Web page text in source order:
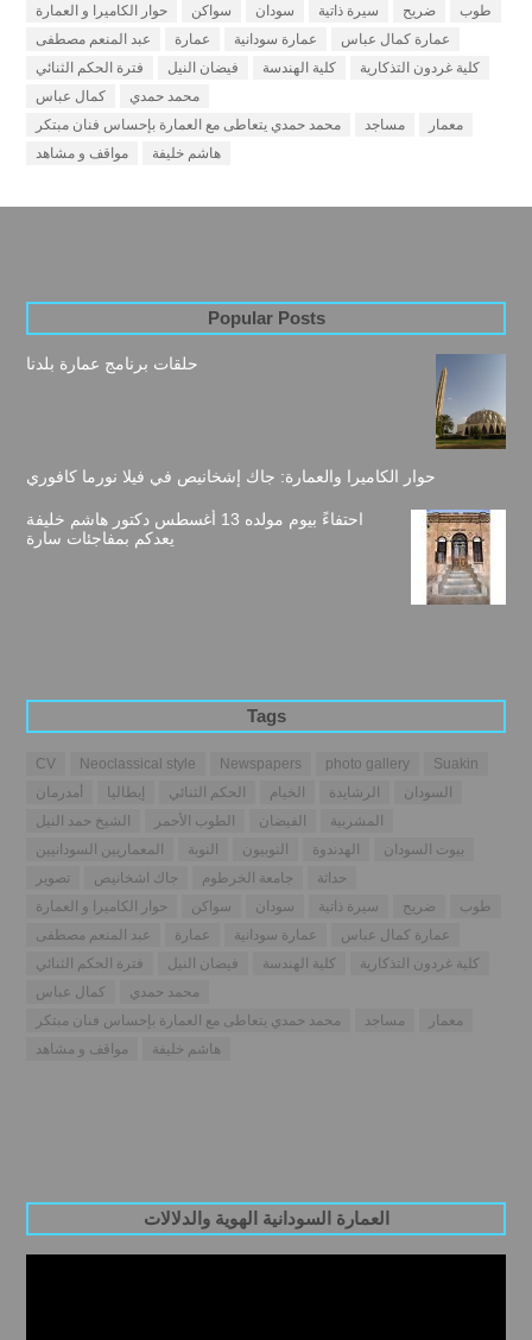
حوار الكاميرا و العمارة
سواكن سودان سيرة ذاتية ضريح
طوب
عبد المنعم مصطفى
عمارة عمارة سودانية
عمارة كمال عباس
فترة الحكم الثنائي
فيضان النيل كلية الهندسة
كلية غردون التذكارية
كمال عباس
محمد حمدي
محمد حمدي يتعاطى مع العمارة بإحساس فنان مبتكر
مساجد
معمار
مواقف و مشاهد
هاشم خليفة
Popular Posts
حلقات برنامج عمارة بلدنا
حوار الكاميرا والعمارة: جاك إشخانيص في فيلا نورما كافوري
احتفاءً بيوم مولده 13 أغسطس دكتور هاشم خليفة
يعدكم بمفاجئات سارة
Tags
CV Neoclassical style Newspapers photo gallery
Suakin
أمدرمان
إيطاليا الحكم الثنائي الخيام الرشايدة
السودان
الشيخ حمد النيل
الطوب الأحمر الفيضان
المشربية
المعماريين السودانيين
النوبة النوبيون الهدندوة
بيوت السودان
تصوير
جاك اشخانيص جامعة الخرطوم
حداثة
حوار الكاميرا و العمارة
سواكن سودان سيرة ذاتية ضريح
طوب
عبد المنعم مصطفى
عمارة عمارة سودانية
عمارة كمال عباس
فترة الحكم الثنائي
فيضان النيل كلية الهندسة
كلية غردون التذكارية
كمال عباس
محمد حمدي
محمد حمدي يتعاطى مع العمارة بإحساس فنان مبتكر
مساجد
معمار
مواقف و مشاهد
هاشم خليفة
العمارة السودانية الهوية والدلالات